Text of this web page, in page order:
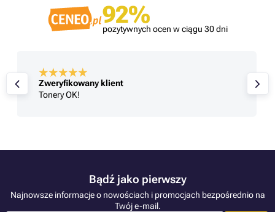
92%
pozytywnych ocen w ciągu 30 dni
Zweryfikowany klient
Tonery OK!
Bądź jako pierwszy
Najnowsze informacje o nowościach i promocjach bezpośrednio na
Twój e-mail.